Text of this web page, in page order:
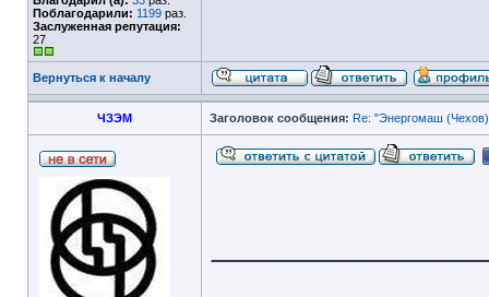
Поблагодарили: 1199 раз.
Заслуженная репутация:
27
Вернуться к началу
ЧЗЭМ Заголовок сообщения: Re: "Энергомаш